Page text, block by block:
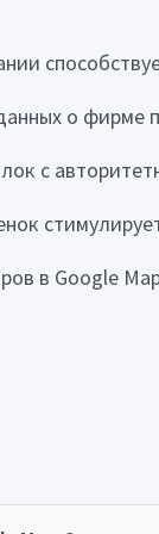
о фирме
с
в Google